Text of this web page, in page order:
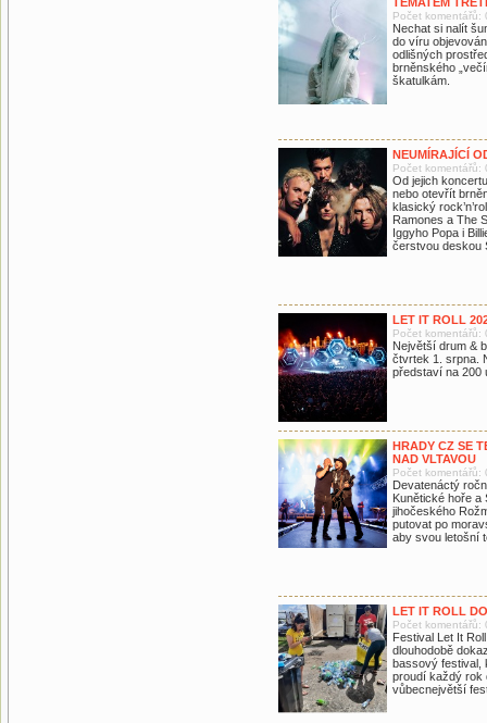
Počet komentářů:
Nechat si nalít
do víru
odlišných
brněnského
škatulkám.
NEUMÍRAJÍCÍ
Počet komentářů:
Od jejich
nebo otevřít
klasický
Ramones a The
Iggyho Popa i
čerstvou deskou
LET IT ROLL
Počet komentářů:
Největší drum &
čtvrtek 1. srpna.
představí na 200
HRADY CZ SE
NAD VLTAVOU
Počet komentářů:
Devatenáctý
Kunětické hoře a
jihočeského
putovat po
aby svou letošní
LET IT ROLL
Počet komentářů:
Festival Let It
dlouhodobě
bassový festival,
proudí každý rok
vůbecnejvětší